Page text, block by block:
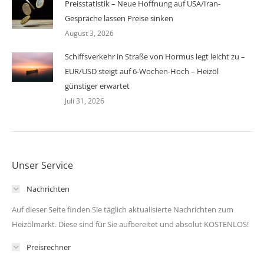
Preisstatistik – Neue Hoffnung auf USA/Iran-
Gespräche lassen Preise sinken
August 3, 2026
Schiffsverkehr in Straße von Hormus legt leicht zu –
EUR/USD steigt auf 6-Wochen-Hoch – Heizöl
günstiger erwartet
Juli 31, 2026
Unser Service
Nachrichten
Auf dieser Seite finden Sie täglich aktualisierte Nachrichten zum
Heizölmarkt. Diese sind für Sie aufbereitet und absolut KOSTENLOS!
Preisrechner